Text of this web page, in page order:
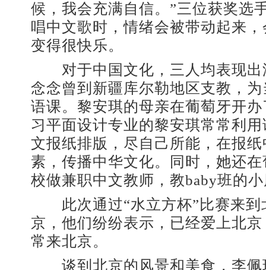
候，我会充满自信。”三位获奖选
唱中文歌时，情绪会被带动起来
变得很快乐。
对于中国文化，三人均表现出
念念曾到新疆库尔勒地区支教，
语课。黎安琪的母亲在葡萄牙开
习平面设计专业的黎安琪常常利
文报纸排版，尽自己所能，在报
素，传播中华文化。同时，她还
校做兼职中文教师，教baby班的
此次通过“水立方杯”比赛来到
京，他们纷纷表示，已经爱上北
常来北京。
谈到北京的风景和美食，李佩